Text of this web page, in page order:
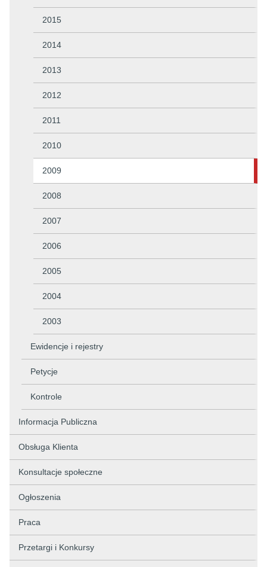
2015
2014
2013
2012
2011
2010
2009
2008
2007
2006
2005
2004
2003
Ewidencje i rejestry
Petycje
Kontrole
Informacja Publiczna
Obsługa Klienta
Konsultacje społeczne
Ogłoszenia
Praca
Przetargi i Konkursy